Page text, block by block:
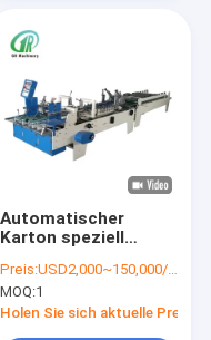
Automatischer
Karton speziell
Flexo Folder Gluer
Kleine Verpackung
Preis:USD2,000~150,000/set
MOQ:1
Holen Sie sich aktuelle Preis